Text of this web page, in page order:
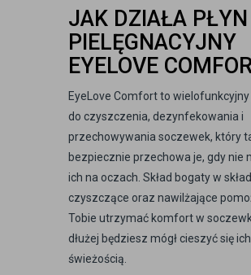
JAK DZIAŁA PŁYN
PIELĘGNACYJNY
EYELOVE
EyeLove Comfort to wielofunkcyjny
do czyszczenia, dezynfekowania i
przechowywania soczewek, który
bezpiecznie przechowa je, gdy nie
ich na oczach. Skład bogaty w
czyszczące oraz nawilżające
Tobie utrzymać komfort w
dłużej będziesz mógł cieszyć się ich
świeżością.